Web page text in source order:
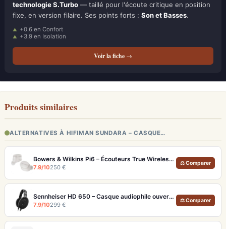
technologie S.Turbo — taillé pour l'écoute critique en position
fixe, en version filaire. Ses points forts : Son et Basses.
+0.6 en Confort
+3.9 en Isolation
Voir la fiche →
Produits similaires
ALTERNATIVES À HIFIMAN SUNDARA – CASQUE…
Bowers & Wilkins Pi6 – Écouteurs True Wireless audiophiles avec ANC adaptatif
7.9/10250 €
⚖ Comparer
Sennheiser HD 650 – Casque audiophile ouvert pour l'écoute analytique
7.9/10299 €
⚖ Comparer